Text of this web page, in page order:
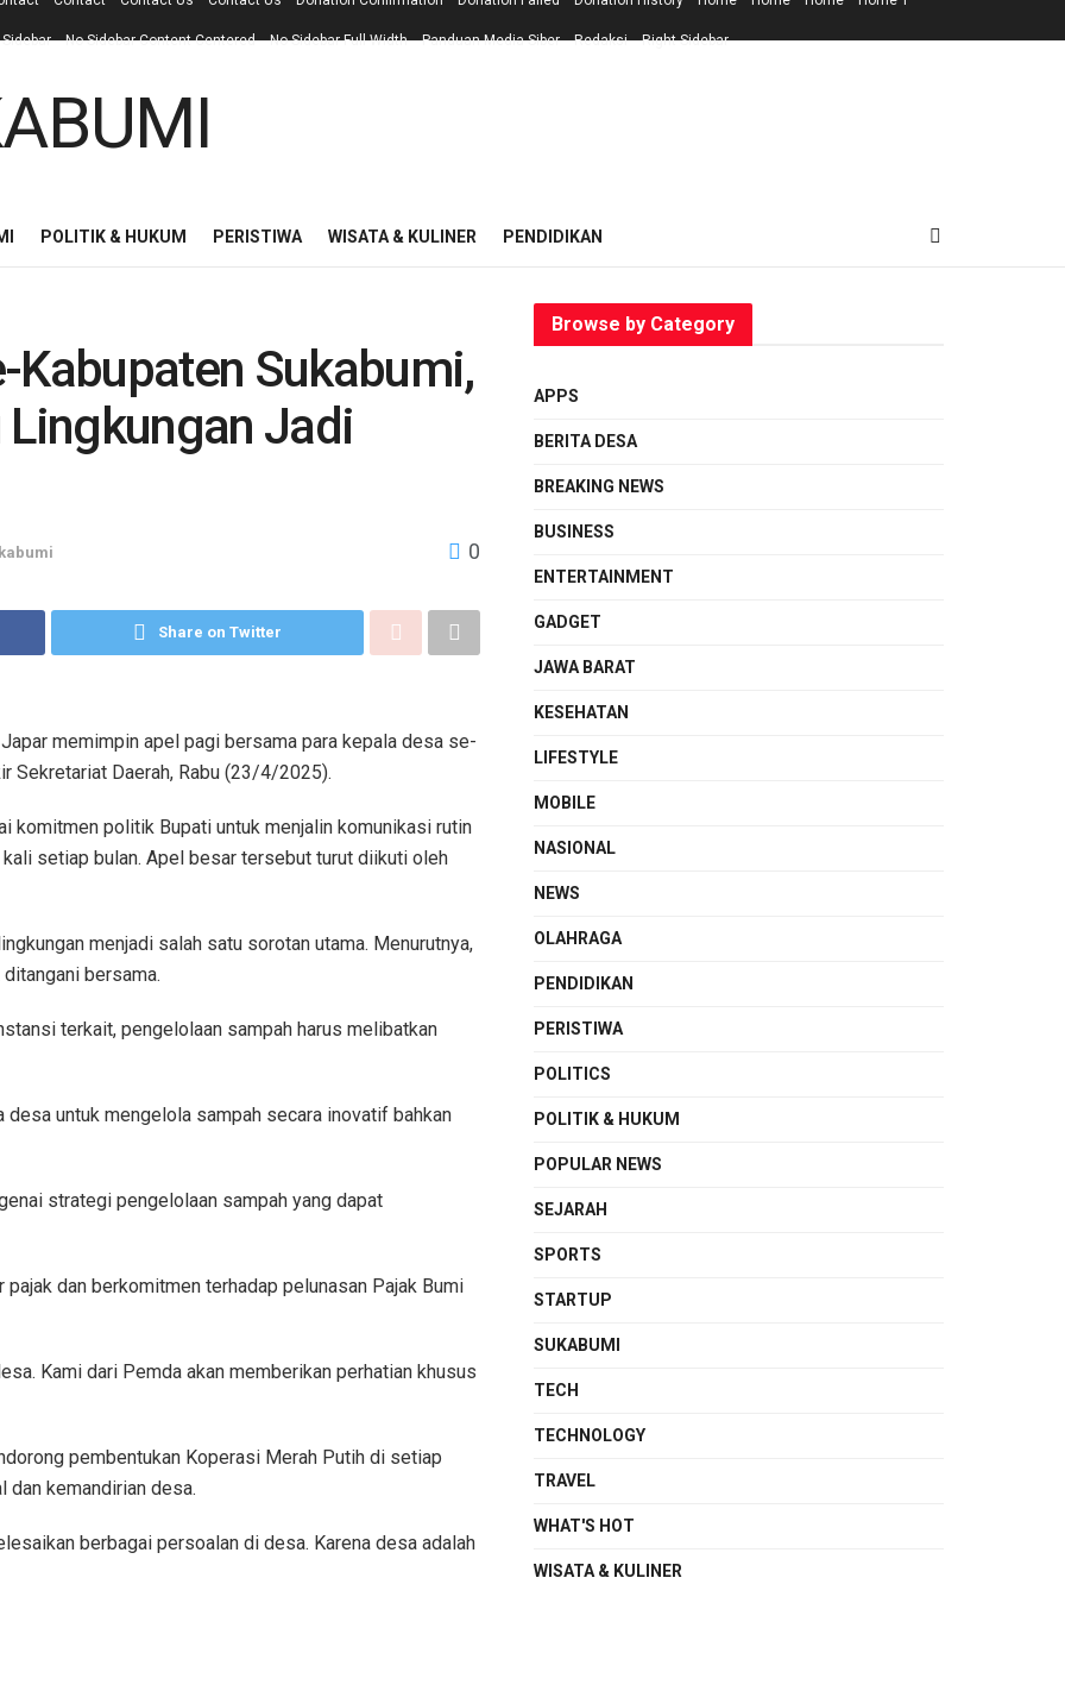
No Sidebar Content Centered No Sidebar Full Width Panduan Media Siber Redaksi Right Sidebar
POLITIK & HUKUM PERISTIWA WISATA & KULINER PENDIDIKAN
Kabupaten Sukabumi,
Lingkungan Jadi
0
Share on Twitter
memimpin apel pagi bersama para kepala desa se-
Sekretariat Daerah, Rabu (23/4/2025).
komitmen politik Bupati untuk menjalin komunikasi rutin
setiap bulan. Apel besar tersebut turut diikuti oleh
menjadi salah satu sorotan utama. Menurutnya,
bersama.
terkait, pengelolaan sampah harus melibatkan
desa untuk mengelola sampah secara inovatif bahkan
strategi pengelolaan sampah yang dapat
dan berkomitmen terhadap pelunasan Pajak Bumi
Kami dari Pemda akan memberikan perhatian khusus
pembentukan Koperasi Merah Putih di setiap
dan kemandirian desa.
berbagai persoalan di desa. Karena desa adalah
Browse by Category
APPS
BERITA DESA
BREAKING NEWS
BUSINESS
ENTERTAINMENT
GADGET
JAWA BARAT
KESEHATAN
LIFESTYLE
MOBILE
NASIONAL
NEWS
OLAHRAGA
PENDIDIKAN
PERISTIWA
POLITICS
POLITIK & HUKUM
POPULAR NEWS
SEJARAH
SPORTS
STARTUP
SUKABUMI
TECH
TECHNOLOGY
TRAVEL
WHAT'S HOT
WISATA & KULINER